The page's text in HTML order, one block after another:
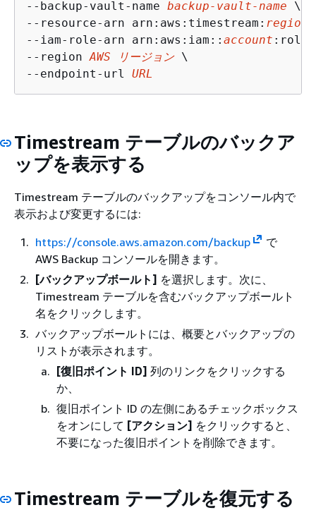
--backup-vault-name backup-vault-name \
--resource-arn arn:aws:timestream: region
--iam-role-arn arn:aws:iam:: account :role/
--region AWS リージョン \
--endpoint-url URL
Timestream テーブルのバックア
ップを表示する
Timestream テーブルのバックアップをコンソール内で
表示および変更するには:
https://console.aws.amazon.com/backup
で
AWS Backup コンソールを開きます。
[バックアップボールト] を選択します。次に、
Timestream テーブルを含むバックアップボールト
名をクリックします。
バックアップボールトには、概要とバックアップの
リストが表示されます。
[復旧ポイント ID] 列のリンクをクリックする
か、
復旧ポイント ID の左側にあるチェックボックス
をオンにして [アクション] をクリックすると、
不要になった復旧ポイントを削除できます。
Timestream テーブルを復元する